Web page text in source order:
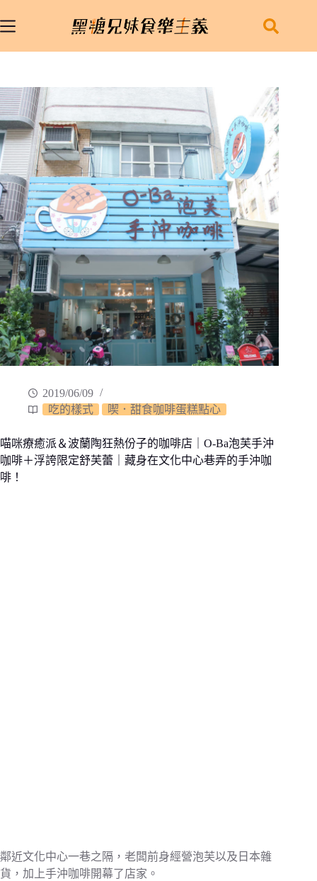
至
容
2019/06/09
吃的樣式
喫．甜食咖啡蛋糕點心
喵咪療癒派＆波蘭陶狂熱份子的咖啡店｜O-Ba泡芙手沖
咖啡＋浮誇限定舒芙蕾｜藏身在文化中心巷弄的手沖咖
啡！
鄰近文化中心一巷之隔，老闆前身經營泡芙以及日本雜
貨，加上手沖咖啡開幕了店家。